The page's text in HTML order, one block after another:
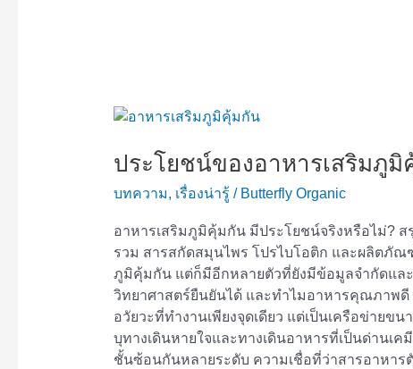
ประโยชน์ของอาหารเสริมภู
บทความ, เรื่องน่ารู้ / Butterfly Organic
อาหารเสริมภูมิคุ้มกัน มีประโยชน์จริงหรือไม่?
รวม สารสกัดสมุนไพร โปรไบโอติก และผลิตภั
ภูมิคุ้มกัน แต่ก็มีอีกหลายตัวที่ยังมีข้อมูลจำกัดแล
วิทยาศาสตร์ยืนยันได้ และทำไมอาหารคุณภาพดี
อวัยวะที่ทำงานเพียงจุดเดียว แต่เป็นเครือข่ายข
บุทางเดินหายใจและทางเดินอาหารที่เป็นด่านเ
ชั้นซ้อนกันหลายระดับ ความเชื่อที่ว่าสารอาหาร
ประโยชน์
อาหาร
ภูมิคุ้มกัน
เท็จ
จริง
จาก
วิจัย